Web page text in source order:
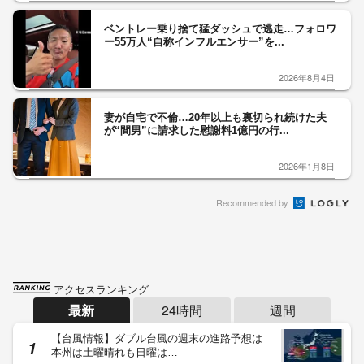
ベントレー乗り捨て猛ダッシュで逃走…フォロワ
ー55万人“自称インフルエンサー”を...
2026年8月4日
妻が自宅で不倫…20年以上も裏切られ続けた夫
が“間男”に請求した慰謝料1億円の行...
2026年1月8日
Recommended by
アクセスランキング
最新 24時間 週間
【台風情報】ダブル台風の週末の進路予想は
本州は土曜晴れも日曜は…